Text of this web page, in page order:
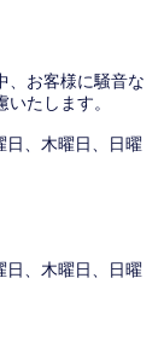
、お客様に騒音な
たします。
日、木曜日、日曜
日、木曜日、日曜